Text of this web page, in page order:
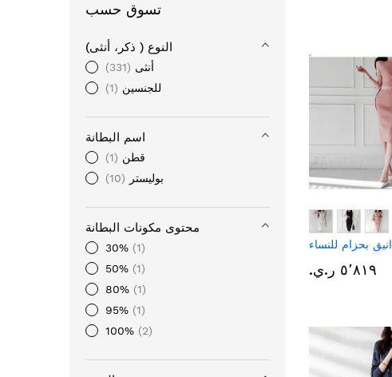
بحزام للنساء
٥٬٨١٩ ر.ي.‏
تسوق حسب
النوع ( ذكر، أنثى)
أنثى
331
للجنسين
1
اسم البطانة
قطن
1
بوليستر
10
محتوى مكونات البطانة
30%
1
50%
1
80%
1
95%
1
100%
2